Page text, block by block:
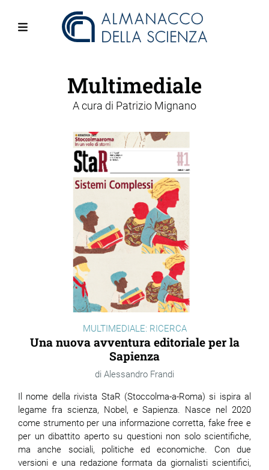
Multimediale
A cura di Patrizio Mignano
MULTIMEDIALE: RICERCA
Una nuova avventura editoriale per la
Sapienza
Alessandro Frandi
Il nome della rivista StaR (Stoccolma-a-Roma) si ispira al
legame fra scienza, Nobel, e Sapienza. Nasce nel 2020
come strumento per una informazione corretta, fake free e
per un dibattito aperto su questioni non solo scientifiche,
ma anche sociali, politiche ed economiche. Con due
versioni e una redazione formata da giornalisti scientifici,